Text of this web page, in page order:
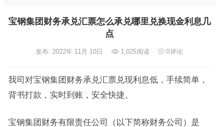
宝钢集团财务承兑汇票怎么承兑哪里兑换现金利息几
点
发布: 2022年 11月 10日 1,025阅读 0评论
我司对宝钢集团财务承兑汇票兑现利息低，手续简单，
背书打款，实时到账，安全快捷。
宝钢集团财务有限责任公司（以下简称财务公司）是